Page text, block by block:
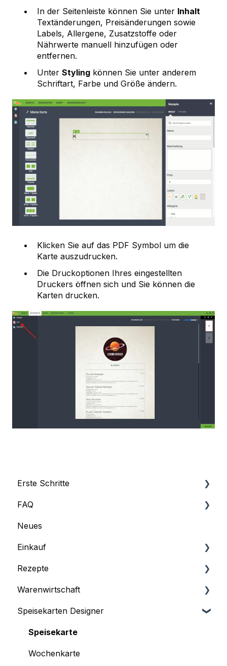
In der Seitenleiste können Sie unter Inhalt
Textänderungen, Preisänderungen sowie
Labels, Allergene, Zusatzstoffe oder
Nährwerte manuell hinzufügen oder
entfernen.
Unter Styling können Sie unter anderem
Schriftart, Farbe und Größe ändern.
Klicken Sie auf das PDF Symbol um die
Karte auszudrucken.
Die Druckoptionen Ihres eingestellten
Druckers öffnen sich und Sie können die
Karten drucken.
Erste Schritte
Profil
Abonnement und Rechnungen
Grundeinstellungen
Benutzermanagement
Schnittstellen
Dashboard
FAQ
FAQ
Neues
Einkauf
Lieferanten
Listen
Rezepte
Rezeptmanagement
Deckungsbeitrag & Wareneinsätze
Rezeptimport aus der Datenbank
Warenwirtschaft
Dashboard
Die ersten Schritte im Warenwirtschaftssystem
Produkt
Speisekarten Designer
Speisekarte
Wochenkarte